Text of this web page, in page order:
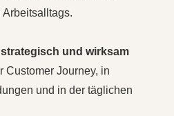
und wirksam
Customer Journey, in
und in der täglichen